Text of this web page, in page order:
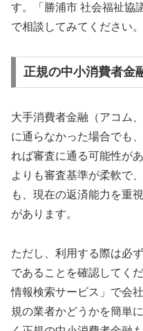
す。「勝浦市 社会福祉協
で相談してみてください。
正規の中小消費者金
大手消費者金融（アコム
に通らなかった場合でも
れば審査に通る可能性が
よりも審査基準が柔軟で
も、現在の返済能力を重
があります。
ただし、利用する際は必
であることを確認してく
情報検索サービス」で会
規の業者かどうかを簡単